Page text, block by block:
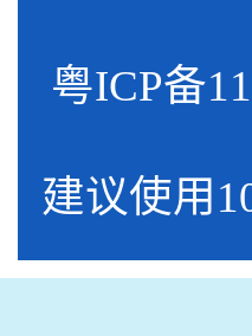
粤ICP备
建议使用